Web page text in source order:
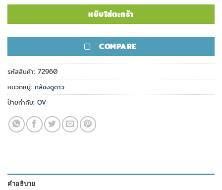
หยิบใส่ตะกร้า
COMPARE
รหัสสินค้า: 72960
หมวดหมู่: กล้องดูดาว
ป้ายกำกับ: OV
คำอธิบาย